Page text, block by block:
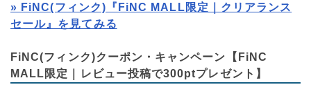
» FiNC(フィンク)『FiNC MALL限定｜クリアランス
セール』を見てみる
FiNC(フィンク)クーポン・キャンペーン【FiNC
MALL限定｜レビュー投稿で300ptプレゼント】